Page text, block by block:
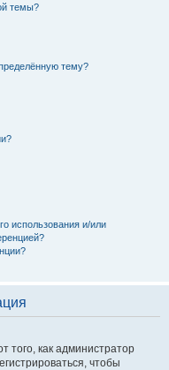
темы?
тему?
использования и/или
того, как администратор
чтобы